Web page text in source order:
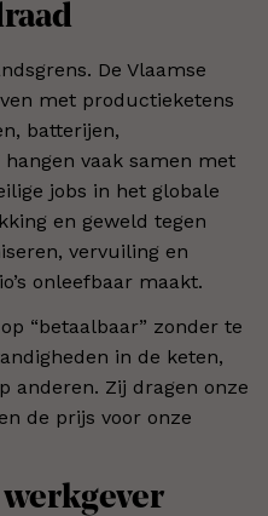
De Vlaamse
met productieketens
batterijen,
vaak samen met
jobs in het globale
en geweld tegen
vervuiling en
onleefbaar maakt.
“betaalbaar” zonder te
in de keten,
anderen. Zij dragen onze
de prijs voor onze